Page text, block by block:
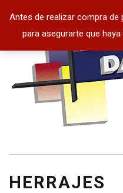
Antes de realizar compra
para asegurarte que
HERRAJES